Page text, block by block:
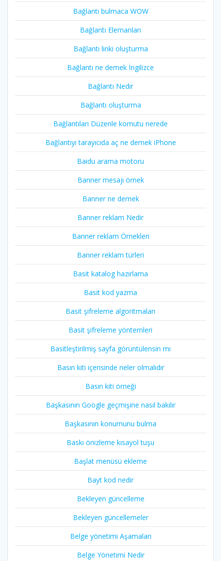
Bağlantı bulmaca WOW
Bağlantı Elemanları
Bağlantı linki oluşturma
Bağlantı ne demek İngilizce
Bağlantı Nedir
Bağlantı oluşturma
Bağlantıları Düzenle komutu nerede
Bağlantıyı tarayıcıda aç ne demek iPhone
Baidu arama motoru
Banner mesajı örnek
Banner ne demek
Banner reklam Nedir
Banner reklam Örnekleri
Banner reklam türleri
Basit katalog hazırlama
Basit kod yazma
Basit şifreleme algoritmaları
Basit şifreleme yöntemleri
Basitleştirilmiş sayfa görüntülensin mı
Basın kiti içerisinde neler olmalıdır
Basın kiti örneği
Başkasının Google geçmişine nasıl bakılır
Başkasının konumunu bulma
Baskı önizleme kısayol tuşu
Başlat menüsü ekleme
Bayt kod nedir
Bekleyen güncelleme
Bekleyen güncellemeler
Belge yönetimi Aşamaları
Belge Yönetimi Nedir